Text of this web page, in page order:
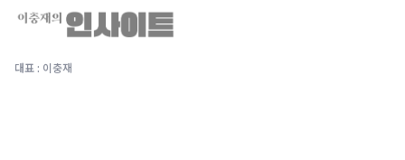
대표 : 이충재